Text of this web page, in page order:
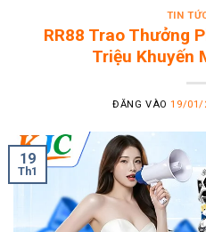
TIN
RR88 Trao Thưởng
Triệu Khuyến
ĐĂNG VÀO19/01/
19
Th1